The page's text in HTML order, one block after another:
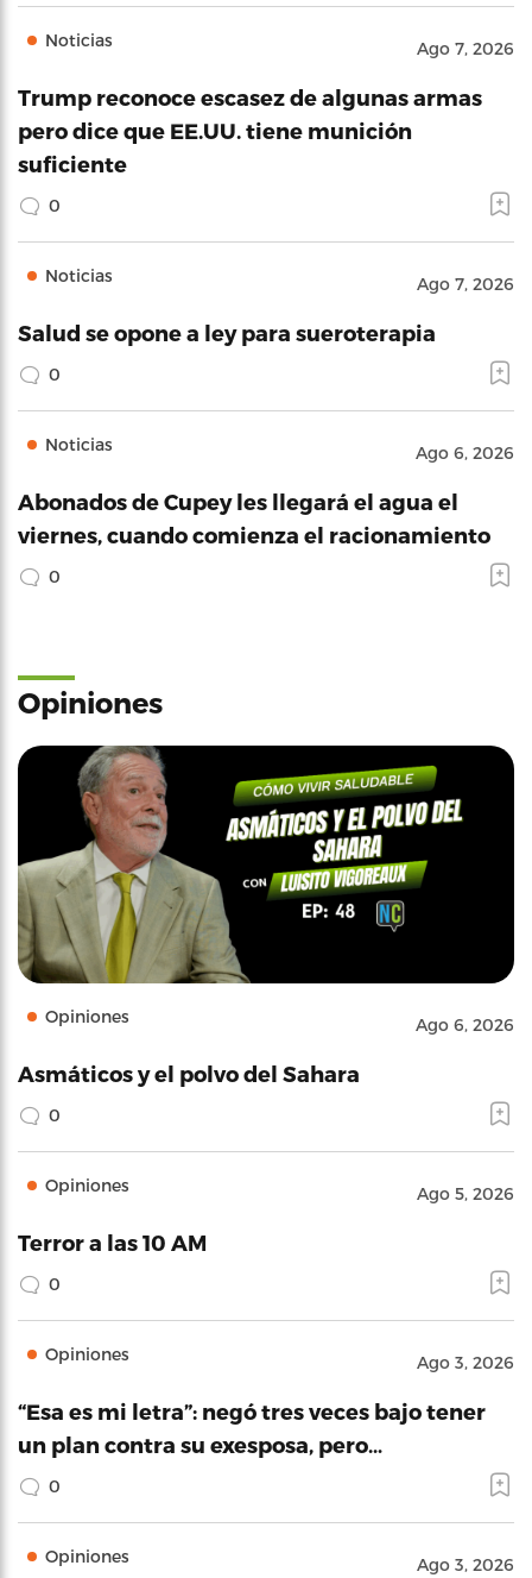
Noticias Ago 7, 2026
Trump reconoce escasez de algunas armas
pero dice que EE.UU. tiene munición
suficiente
0
Noticias Ago 7, 2026
Salud se opone a ley para sueroterapia
0
Noticias Ago 6, 2026
Abonados de Cupey les llegará el agua el
viernes, cuando comienza el racionamiento
0
Opiniones
Opiniones Ago 6, 2026
Asmáticos y el polvo del Sahara
0
Opiniones Ago 5, 2026
Terror a las 10 AM
0
Opiniones Ago 3, 2026
“Esa es mi letra”: negó tres veces bajo tener
un plan contra su exesposa, pero…
0
Opiniones Ago 3, 2026